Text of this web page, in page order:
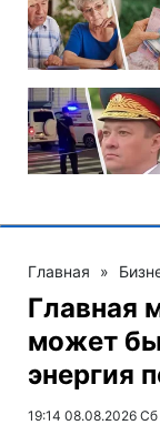
Главная »
Главная
может
энергия
19:14 08.08.2026 Сб